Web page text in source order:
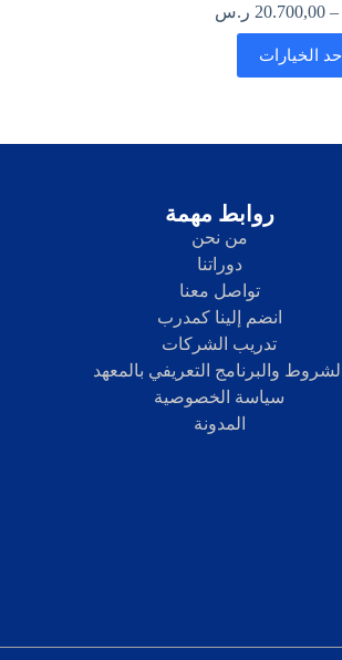
–
20.700,00 ر.س
الخيارات
روابط مهمة
من نحن
دوراتنا
تواصل معنا
انضم إلينا كمدرب
تدريب الشركات
الشروط والبرنامج التعريفي بالمعهد
سياسة الخصوصية
المدونة